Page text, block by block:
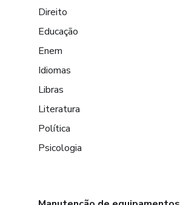
Direito
Educação
Enem
Idiomas
Libras
Literatura
Política
Psicologia